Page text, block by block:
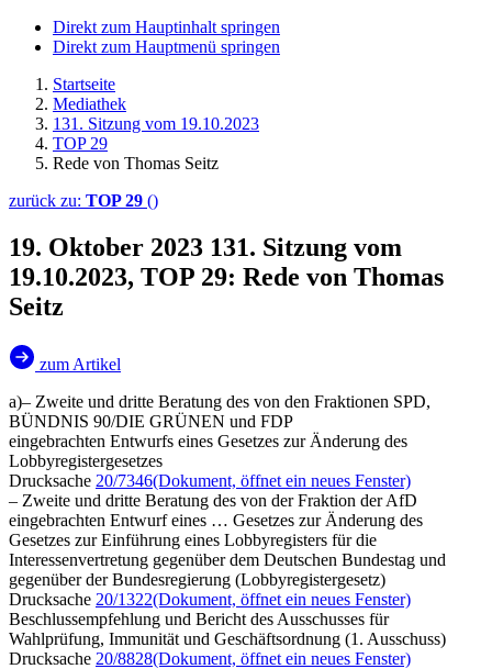
Direkt zum Hauptinhalt springen
Direkt zum Hauptmenü springen
Startseite
Mediathek
131. Sitzung vom 19.10.2023
TOP 29
Rede von Thomas Seitz
zurück zu: TOP 29 ()
19. Oktober 2023 131. Sitzung vom
19.10.2023, TOP 29: Rede von Thomas
Seitz
zum Artikel
a)– Zweite und dritte Beratung des von den Fraktionen SPD,
BÜNDNIS 90/DIE GRÜNEN und FDP
eingebrachten Entwurfs eines Gesetzes zur Änderung des
Lobbyregistergesetzes
Drucksache 20/7346(Dokument, öffnet ein neues Fenster)
– Zweite und dritte Beratung des von der Fraktion der AfD
eingebrachten Entwurf eines … Gesetzes zur Änderung des
Gesetzes zur Einführung eines Lobbyregisters für die
Interessenvertretung gegenüber dem Deutschen Bundestag und
gegenüber der Bundesregierung (Lobbyregistergesetz)
Drucksache 20/1322(Dokument, öffnet ein neues Fenster)
Beschlussempfehlung und Bericht des Ausschusses für
Wahlprüfung, Immunität und Geschäftsordnung (1. Ausschuss)
Drucksache 20/8828(Dokument, öffnet ein neues Fenster)